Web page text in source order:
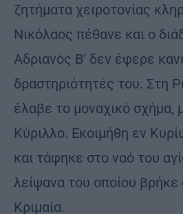
ζητήματα χειροτονίας
Νικόλαος πέθανε και ο
Αδριανός Β’ δεν έφερε
δραστηριότητές του. Στη
έλαβε το μοναχικό σχήμα,
Κύριλλο. Εκοιμήθη εν
και τάφηκε στο ναό του
λείψανα του οποίου βρήκε
Κριμαία.